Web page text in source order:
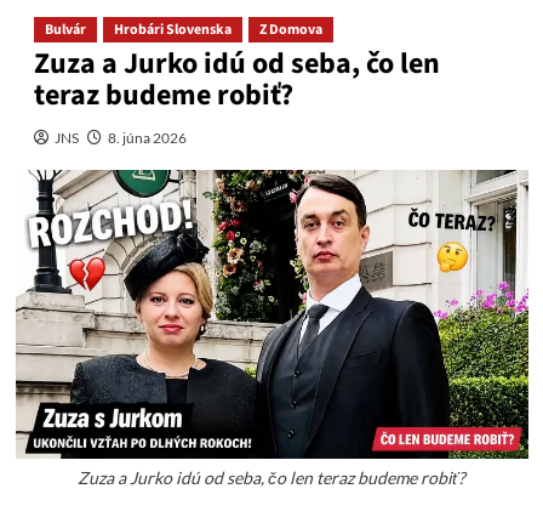
Bulvár Hrobári Slovenska Z Domova
Zuza a Jurko idú od seba, čo len
teraz budeme robiť?
JNS 8. júna 2026
Zuza a Jurko idú od seba, čo len teraz budeme robiť?